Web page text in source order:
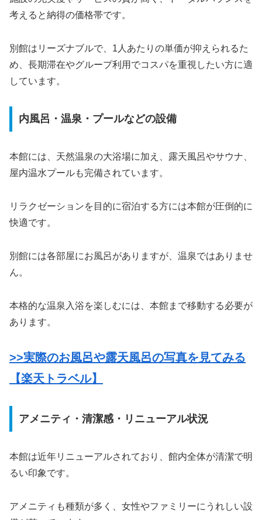
考えると納得の価格帯です。
別館はリーズナブルで、1人あたりの単価が抑えられるた
め、長期滞在やグループ利用でコスパを重視したい方に適
しています。
内風呂・温泉・プールなどの設備
本館には、天然温泉の大浴場に加え、露天風呂やサウナ、
屋内温水プールも完備されています。
リラクゼーションを目的に宿泊する方には本館が圧倒的に
快適です。
別館には各部屋にお風呂がありますが、温泉ではありませ
ん。
本格的な温泉入浴を楽しむには、本館まで移動する必要が
あります。
>>実際のお風呂や露天風呂の写真を見てみる
【楽天トラベル】
アメニティ・清潔感・リニューアル状況
本館は近年リニューアルされており、館内全体が清潔で明
るい印象です。
アメニティも種類が多く、女性やファミリーにうれしい設